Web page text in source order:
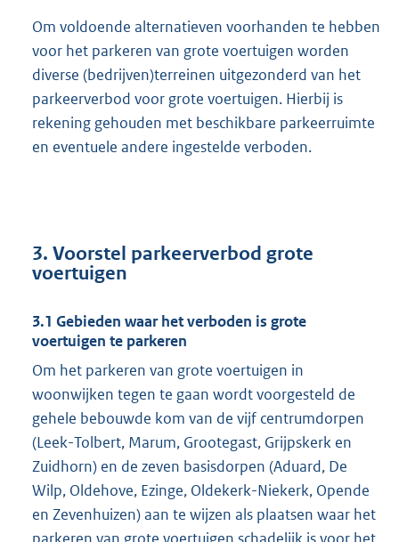
Om voldoende alternatieven voorhanden te hebben
voor het parkeren van grote voertuigen worden
diverse (bedrijven)terreinen uitgezonderd van het
parkeerverbod voor grote voertuigen. Hierbij is
rekening gehouden met beschikbare parkeerruimte
en eventuele andere ingestelde verboden.
3. Voorstel parkeerverbod grote
voertuigen
3.1 Gebieden waar het verboden is grote
voertuigen te parkeren
Om het parkeren van grote voertuigen in
woonwijken tegen te gaan wordt voorgesteld de
gehele bebouwde kom van de vijf centrumdorpen
(Leek-Tolbert, Marum, Grootegast, Grijpskerk en
Zuidhorn) en de zeven basisdorpen (Aduard, De
Wilp, Oldehove, Ezinge, Oldekerk-Niekerk, Opende
en Zevenhuizen) aan te wijzen als plaatsen waar het